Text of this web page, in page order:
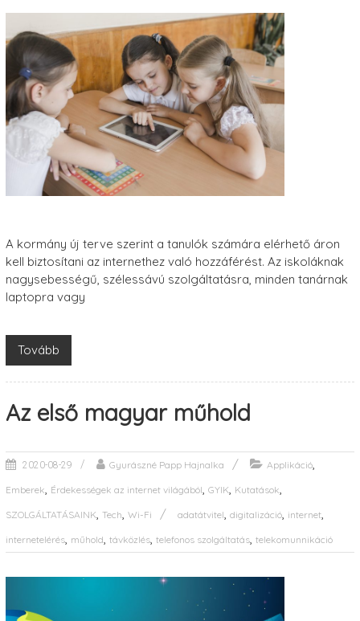
A kormány új terve szerint a tanulók számára elérhető áron
kell biztosítani az internethez való hozzáférést. Az iskoláknak
nagysebességű, szélessávú szolgáltatásra, minden tanárnak
laptopra vagy
Tovább
Az első magyar műhold
2020-08-29 Gyurászné Papp Hajnalka Applikáció,
Emberek Érdekességek az internet világából GYIK Kutatások
SZOLGÁLTATÁSAINK Tech Wi-Fi adatátvitel digitalizáció, internet,
internetelérés, műhold távközlés, telefonos szolgáltatás, telekomunnikáció